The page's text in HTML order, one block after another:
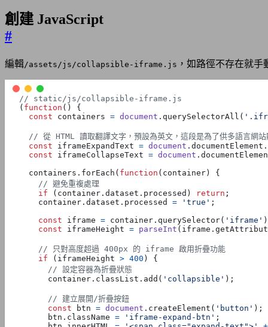
創建 JavaScript
#
編輯/assets/js/collapsible-iframe.js ，如路徑不存在就手
( function ()
{
const
containers = document . querySelectorAll (
const iframeExpandText = document . documentElement .
const
iframeCollapseText = document .
containers . forEach ( function ( container )
{
if
( container . dataset . processed ) return ;
container . dataset . processed = 'true' ;
const
iframe = container . querySelector( 'iframe'
const
iframeHeight = parseInt ( iframe .
if
( iframeHeight > 400 )
{
container . classList . add ( 'collapsible' );
const
btn = document . createElement ( 'button' );
btn . className = 'iframe-expand-btn' ;